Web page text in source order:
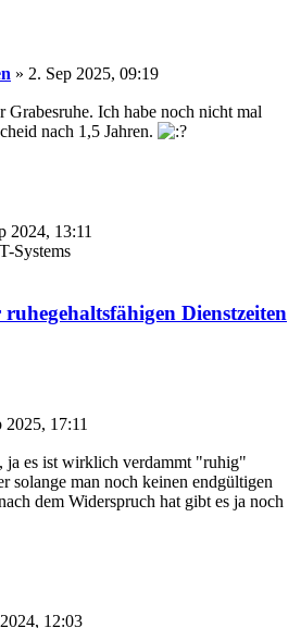
» 2. Sep 2025, 09:19
Ich habe noch nicht mal
nach 1,5 Jahren.
2024, 13:11
Systems
Dienstzeiten
2025, 17:11
ja es ist wirklich verdammt "ruhig"
solange man noch keinen endgültigen
dem Widerspruch hat gibt es ja noch
12:03